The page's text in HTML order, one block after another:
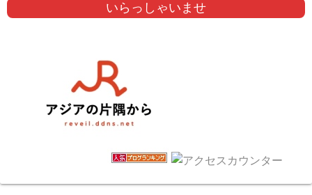
いらっしゃいませ